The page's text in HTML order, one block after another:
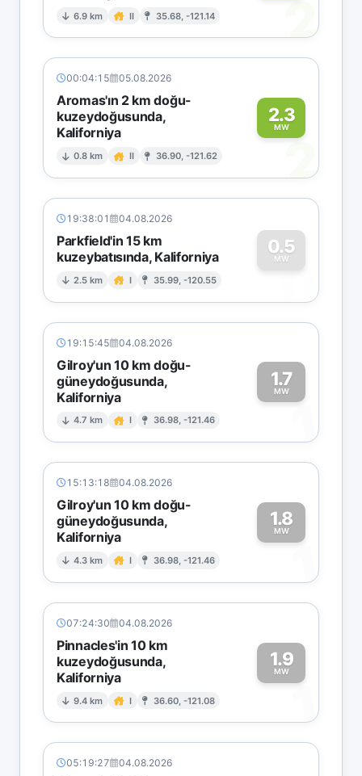
6.9 km II 35.68, -121.14 2
00:04:15 05.08.2026
Aromas'ın 2 km doğu-
kuzeydoğusunda,
Kaliforniya
0.8 km II 36.90, -121.62
2.3
MW
2
19:38:01 04.08.2026
Parkfield'in 15 km
kuzeybatısında, Kaliforniya
2.5 km I 35.99, -120.55
0.5
MW
0
19:15:45 04.08.2026
Gilroy'un 10 km doğu-
güneydoğusunda,
Kaliforniya
4.7 km I 36.98, -121.46
1.7
MW
1
15:13:18 04.08.2026
Gilroy'un 10 km doğu-
güneydoğusunda,
Kaliforniya
4.3 km I 36.98, -121.46
1.8
MW
1
07:24:30 04.08.2026
Pinnacles'in 10 km
kuzeydoğusunda,
Kaliforniya
9.4 km I 36.60, -121.08
1.9
MW
1
05:19:27 04.08.2026